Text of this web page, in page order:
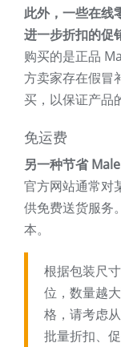
此外，一些在线
进一步折扣的促
购买的是正品
方卖家存在假冒
买，以保证产品
免运费
另一种节省
官方网站通常对
供免费送货服务
本。
根据包装尺
位，数量越
格，请考虑
批量折扣、